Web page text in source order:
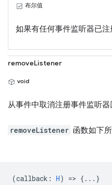
布尔值
如果有任何事件监听器已注
removeListener
void
从事件中取消注册事件监听器
removeListener 函数如下所
(callback : H) => {...}